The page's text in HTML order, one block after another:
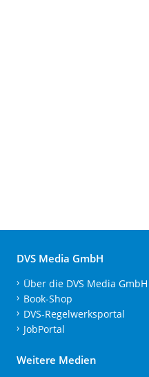
DVS Media GmbH
Über die DVS Media GmbH
Book-Shop
DVS-Regelwerksportal
JobPortal
Weitere Medien